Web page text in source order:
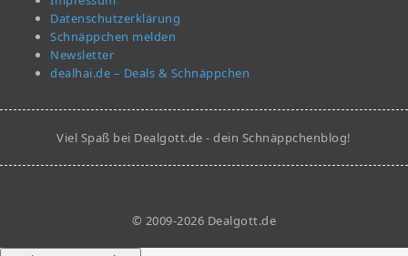
Datenschutzerklärung
Schnäppchen melden
Newsletter
dealhai.de – Deals & Schnäppchen
Viel Spaß bei Dealgott.de - dein Schnäppchenblog!
© 2009-2026 Dealgott.de